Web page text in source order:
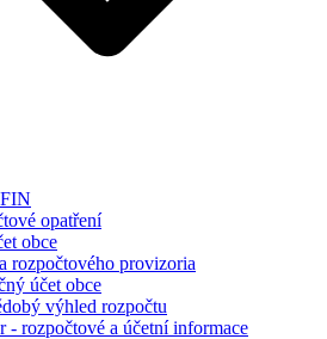
opatření
obce
rozpočtového provizoria
účet obce
výhled rozpočtu
- rozpočtové a účetní informace